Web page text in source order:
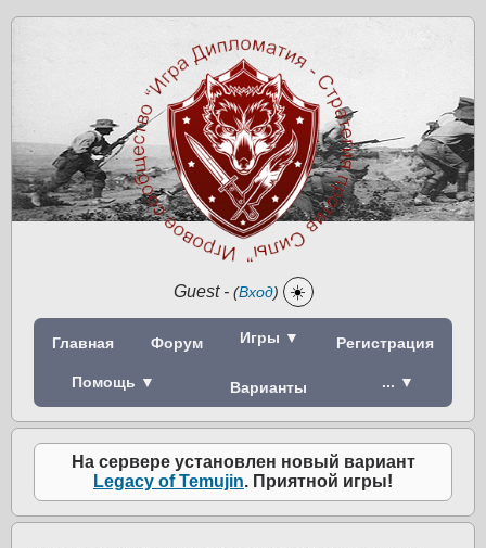
Guest- (Вход) ☀️
Главная Форум Игры ▼ Регистрация
Помощь ▼ Варианты ... ▼
На сервере установлен новый вариант
Legacy of Temujin. Приятной игры!